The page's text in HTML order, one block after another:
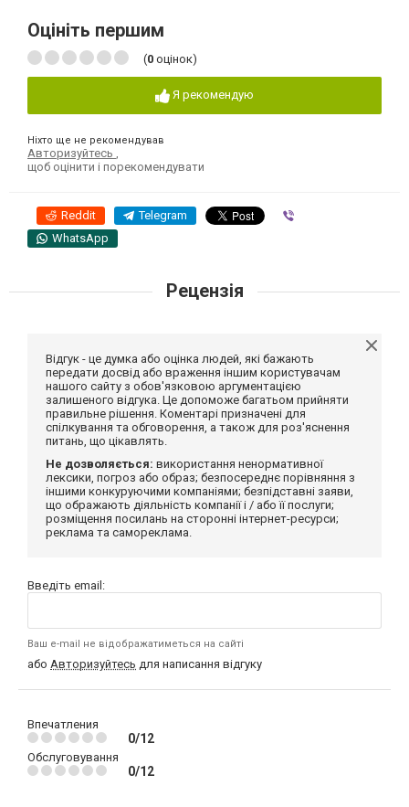
Оцініть першим
(0 оцінок)
Я рекомендую
Ніхто ще не рекомендував
Авторизуйтесь
щоб оцінити і порекомендувати
Reddit Telegram
WhatsApp
Рецензія
Відгук - це думка або оцінка людей, які бажають
передати досвід або враження іншим користувачам
нашого сайту з обов'язковою аргументацією
залишеного відгука. Це допоможе багатьом прийняти
правильне рішення. Коментарі призначені для
спілкування та обговорення, а також для роз'яснення
питань, що цікавлять.
Не дозволяється: використання ненормативної
лексики, погроз або образ; безпосереднє порівняння з
іншими конкуруючими компаніями; безпідставні заяви,
що ображають діяльність компанії і / або її послуги;
розміщення посилань на сторонні інтернет-ресурси;
реклама та самореклама.
Введіть email:
Ваш e-mail не відображатиметься на сайті
або Авторизуйтесь для написання відгуку
Впечатления
0/12
Обслуговування
0/12